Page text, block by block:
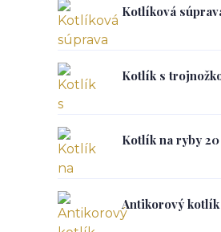
Kotlíková
Kotlík s
Kotlík na ryby
Antikorový kotlík